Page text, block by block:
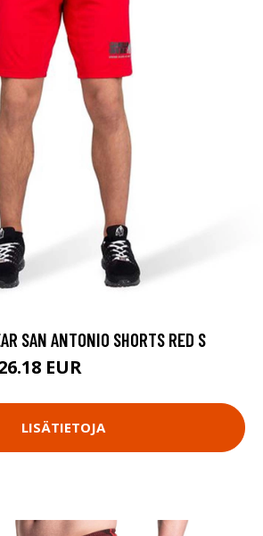
SAN ANTONIO SHORTS RED S
EUR
LISÄTIETOJA